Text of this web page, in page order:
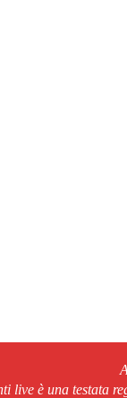
live è una testata